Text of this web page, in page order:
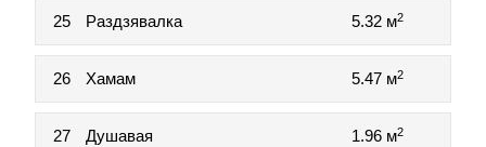
25 Раздзявалка 5.32 м2
26 Хамам 5.47 м2
27 Душавая 1.96 м2